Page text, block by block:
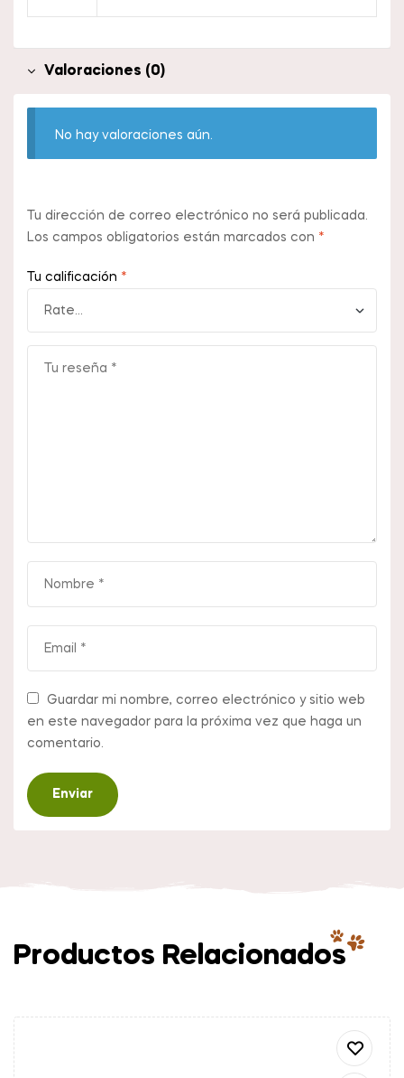
Valoraciones (0)
No hay valoraciones aún.
Tu dirección de correo electrónico no será publicada.
Los campos obligatorios están marcados con *
Tu calificación *
Guardar mi nombre, correo electrónico y sitio web
en este navegador para la próxima vez que haga un
comentario.
Productos Relacionados